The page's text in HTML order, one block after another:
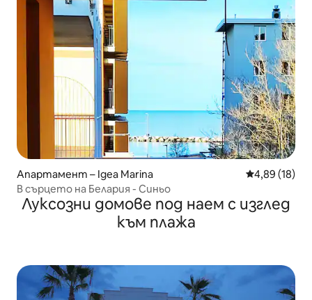
Апартамент – Igea Marina Средна
4,89 (18)
В сърцето на Белария - Синьо
Луксозни домове под наем с изглед
към плажа